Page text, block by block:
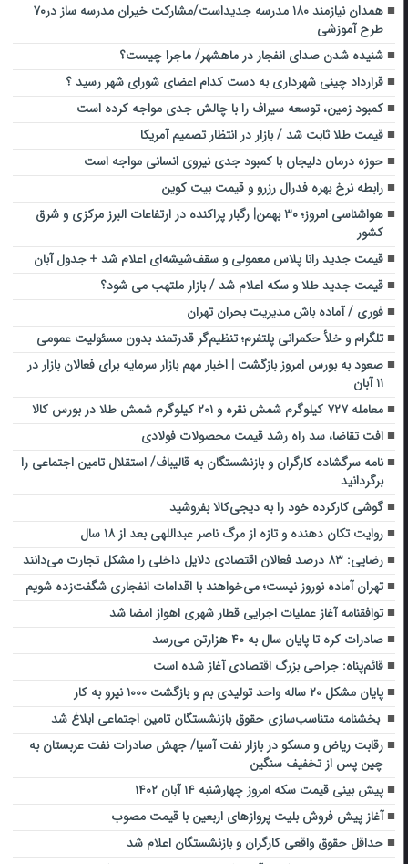
همدان نیازمند ۱۸۰ مدرسه جدیداست/مشارکت خیران مدرسه ساز در۷۰
طرح آموزشی
شنیده شدن صدای انفجار در ماهشهر/ ماجرا چیست؟
قرار‌داد چینی شهرداری به دست کدام اعضای شورای شهر رسید ؟
کمبود زمین، توسعه سیراف را با چالش جدی مواجه کرده است
قیمت طلا ثابت شد / بازار در انتظار تصمیم آمریکا
حوزه درمان دلیجان با کمبود جدی نیروی انسانی مواجه است
رابطه نرخ بهره فدرال رزرو و قیمت بیت کوین
هواشناسی امروز؛ ۳۰ بهمن| رگبار پراکنده در ارتفاعات البرز مرکزی و شرق
کشور
قیمت جدید رانا پلاس معمولی و سقف‌شیشه‌ای اعلام شد + جدول آبان
قیمت جدید طلا و سکه اعلام شد / بازار ملتهب می شود؟
فوری / آماده باش مدیریت بحران تهران
تلگرام و خلأ حکمرانی پلتفرم‌؛ تنظیم‌گر قدرتمند بدون مسئولیت عمومی
صعود به بورس امروز بازگشت | اخبار مهم بازار سرمایه برای فعالان بازار در
۱۱ آبان
معامله ۷۲۷ کیلوگرم شمش نقره و ۲۰۱ کیلوگرم شمش طلا در بورس کالا
افت تقاضا، سد راه رشد قیمت محصولات فولادی
نامه سرگشاده کارگران و بازنشستگان به قالیباف/ استقلال تامین اجتماعی را
برگردانید
گوشی کارکرده خود را به دیجی‌کالا بفروشید
روایت تکان دهنده و تازه از مرگ ناصر عبداللهی بعد از ۱۸ سال
رضایی: ۸۳ درصد فعالان اقتصادی دلایل داخلی را مشکل تجارت می‌دانند
تهران آماده نوروز نیست؛ می‌خواهند با اقدامات انفجاری شگفت‌زده شویم
توافقنامه آغاز عملیات اجرایی قطار شهری اهواز امضا شد
صادرات کره تا پایان سال به ۴۰ هزارتن می‌رسد
قائم‌پناه: جراحی بزرگ اقتصادی آغاز شده است
پایان مشکل ۲۰ ساله واحد تولیدی بم و بازگشت ۱۰۰۰ نیرو به کار
بخشنامه‌ متناسب‌سازی حقوق بازنشستگان تامین اجتماعی ابلاغ شد
رقابت ریاض و مسکو در بازار نفت آسیا/ جهش صادرات نفت عربستان به
چین پس از تخفیف‌ سنگین
پیش بینی قیمت سکه امروز چهارشنبه ۱۴ آبان ۱۴۰۲
آغاز پیش‌ فروش بلیت پروازهای اربعین با قیمت مصوب
حداقل حقوق واقعی کارگران و بازنشستگان اعلام شد